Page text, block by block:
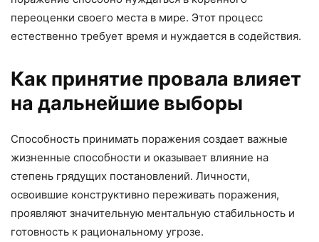
переоценки своего места в мире. Этот процесс
естественно требует время и нуждается в содействия.
Как принятие провала влияет
на дальнейшие выборы
Способность принимать поражения создает важные
жизненные способности и оказывает влияние на
степень грядущих постановлений. Личности,
освоившие конструктивно переживать поражения,
проявляют значительную ментальную стабильность и
готовность к рациональному угрозе.